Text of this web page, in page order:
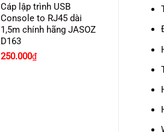
là:
350.000₫.
tại
là:
300.000₫.
Cáp lập trình USB
Console to RJ45 dài
1,5m chính hãng JASOZ
D163
250.000₫